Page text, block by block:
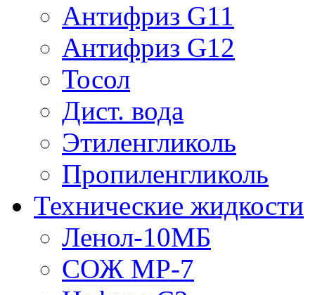
Антифриз G11
Антифриз G12
Тосол
Дист. вода
Этиленгликоль
Пропиленгликоль
Технические жидкости
Ленол-10МБ
СОЖ МР-7